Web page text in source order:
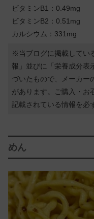
ビタミンB1：0.49mg
ビタミンB2：0.51mg
カルシウム：331mg
※当ブログに掲載してい
報」並びに「栄養成分表
づいたもので、メーカー
があります。ご購入・お
記載されている情報を必
めん